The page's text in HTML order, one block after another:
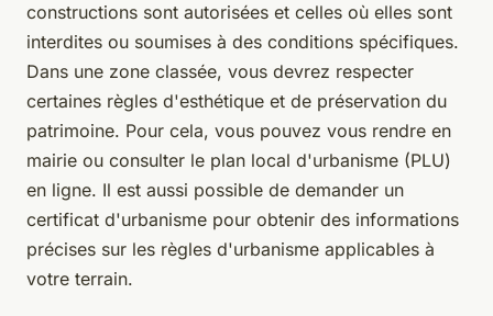
constructions sont autorisées et celles où elles sont
interdites ou soumises à des conditions spécifiques.
Dans une zone classée, vous devrez respecter
certaines règles d'esthétique et de préservation du
patrimoine. Pour cela, vous pouvez vous rendre en
mairie ou consulter le plan local d'urbanisme (PLU)
en ligne. Il est aussi possible de demander un
certificat d'urbanisme pour obtenir des informations
précises sur les règles d'urbanisme applicables à
votre terrain.